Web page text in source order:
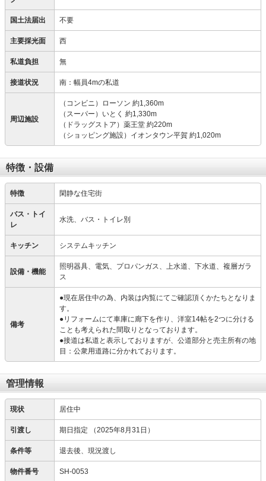
国土法届出 不要
主要採光面 西
私道負担 無
接道状況 南：幅員4mの私道
周辺施設
（コンビニ）ローソン 約1,360m
（スーパー）いとく 約1,330m
（ドラッグストア）薬王堂 約220m
（ショッピング施設）イオンタウン平賀 約1,020m
特徴・設備
特徴 閑静な住宅街
バス・トイ
レ
水洗、バス・トイレ別
キッチン システムキッチン
設備・機能
照明器具、電気、プロパンガス、上水道、下水道、複層ガラ
ス
備考
●現在居住中の為、内装は内覧にてご確認頂くかたちとなりま
す。
●リフォームにて車庫に廊下を作り、洋室14帖を2つに分ける
ことも考えられた間取りとなっております。
●接道は私道と表示しておりますが、公道部分と売主所有の地
目：公衆用道路に分かれております。
管理情報
現状 居住中
引渡し 期日指定 （2025年8月31日）
条件等 退去後、現況渡し
物件番号 SH-0053